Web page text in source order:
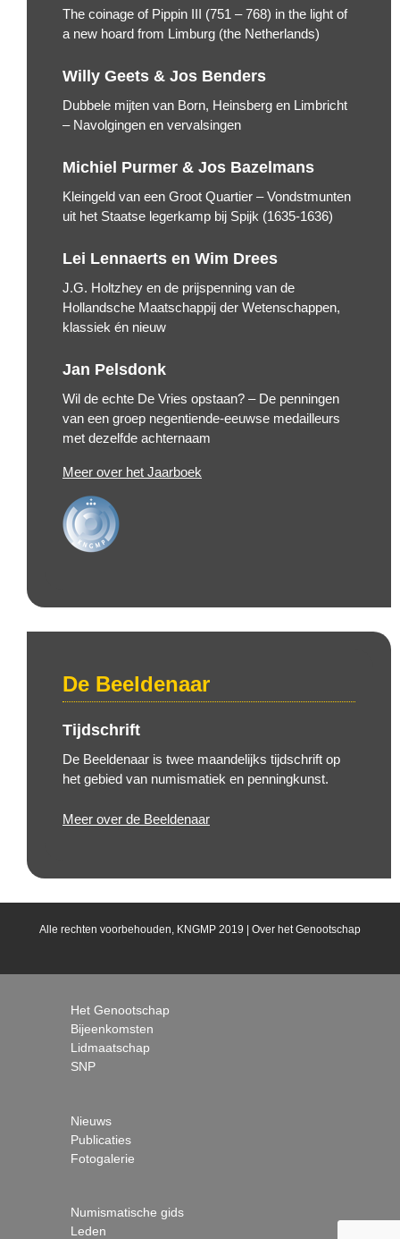
The coinage of Pippin III (751 – 768) in the light of
a new hoard from Limburg (the Netherlands)
Willy Geets & Jos Benders
Dubbele mijten van Born, Heinsberg en Limbricht
– Navolgingen en vervalsingen
Michiel Purmer & Jos Bazelmans
Kleingeld van een Groot Quartier – Vondstmunten
uit het Staatse legerkamp bij Spijk (1635-1636)
Lei Lennaerts en Wim Drees
J.G. Holtzhey en de prijspenning van de
Hollandsche Maatschappij der Wetenschappen,
klassiek én nieuw
Jan Pelsdonk
Wil de echte De Vries opstaan? – De penningen
van een groep negentiende-eeuwse medailleurs
met dezelfde achternaam
Meer over het Jaarboek
De Beeldenaar
Tijdschrift
De Beeldenaar is twee maandelijks tijdschrift op
het gebied van numismatiek en penningkunst.
Meer over de Beeldenaar
Het Genootschap
Bijeenkomsten
Lidmaatschap
SNP
Nieuws
Publicaties
Fotogalerie
Numismatische gids
Leden
Alle rechten voorbehouden, KNGMP 2019 | Over het Genootschap